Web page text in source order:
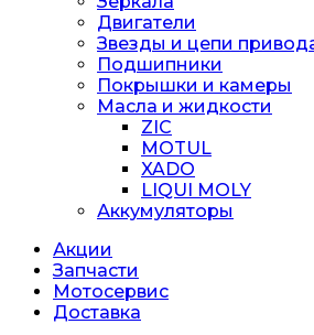
Двигатели
Звезды и цепи
Подшипники
Покрышки и камеры
Масла и жидкости
ZIC
MOTUL
XADO
LIQUI MOLY
Аккумуляторы
Акции
Запчасти
Мотосервис
Доставка